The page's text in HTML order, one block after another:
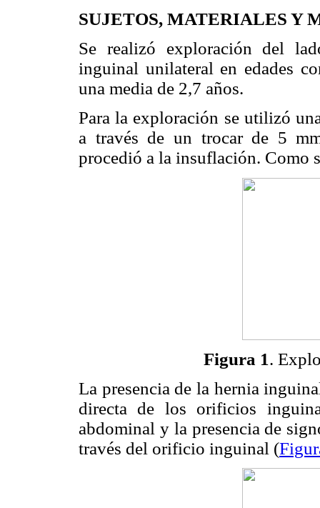
SUJETOS, MATERIALES Y
Se realizó exploración del
inguinal unilateral en edades
una media de 2,7 años.
Para la exploración se utilizó
a través de un trocar de 5
procedió a la insuflación. Como
Figura 1.
La presencia de la hernia
directa de los orificios
abdominal y la presencia de
través del orificio inguinal (